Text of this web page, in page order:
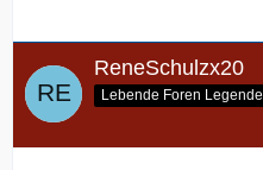
ReneSchulzx20
Lebende Foren Legende